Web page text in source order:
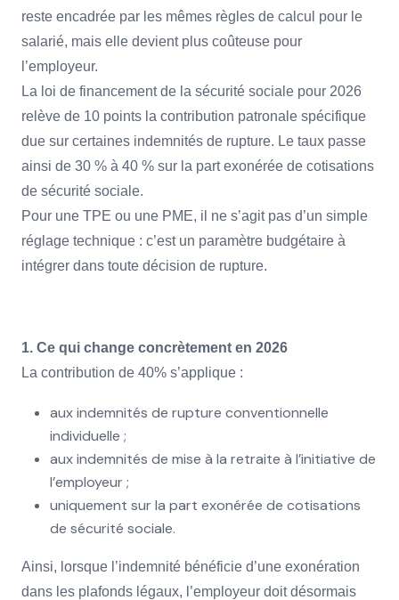
reste encadrée par les mêmes règles de calcul pour le
salarié, mais elle devient plus coûteuse pour
l’employeur.
La loi de financement de la sécurité sociale pour 2026
relève de 10 points la contribution patronale spécifique
due sur certaines indemnités de rupture. Le taux passe
ainsi de 30 % à 40 % sur la part exonérée de cotisations
de sécurité sociale.
Pour une TPE ou une PME, il ne s’agit pas d’un simple
réglage technique : c’est un paramètre budgétaire à
intégrer dans toute décision de rupture.
1. Ce qui change concrètement en 2026
La contribution de 40% s’applique :
aux indemnités de rupture conventionnelle
individuelle ;
aux indemnités de mise à la retraite à l’initiative de
l’employeur ;
uniquement sur la part exonérée de cotisations
de sécurité sociale.
Ainsi, lorsque l’indemnité bénéficie d’une exonération
dans les plafonds légaux, l’employeur doit désormais